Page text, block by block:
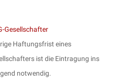
Gesellschafter
Haftungsfrist eines
ist die Eintragung ins
notwendig.